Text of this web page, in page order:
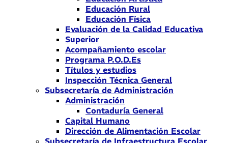
Educación Rural
Educación Física
Evaluación de la Calidad Educativa
Superior
Acompañamiento escolar
Programa P.O.D.Es
Títulos y estudios
Inspección Técnica General
Subsecretaría de Administración
Administración
Contaduría General
Capital Humano
Dirección de Alimentación Escolar
Subsecretaría de Infraestructura Escolar